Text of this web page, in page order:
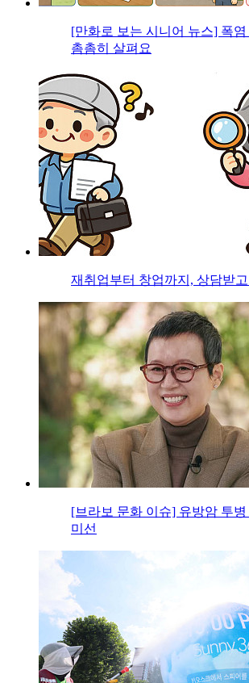
[만화로 보는 시니어 뉴스] 폭
촘촘히 살펴요
재취업부터 창업까지, 상담받
[브라보 문화 이슈] 유방암 투
미선